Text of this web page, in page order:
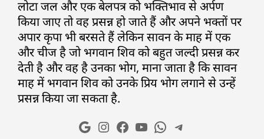
लोटा जल और एक बेलपत्र को भक्तिभाव से अर्पण
किया जाए तो वह प्रसन्न हो जाते हैं और अपने भक्तों पर
अपार कृपा भी बरसते हैं लेकिन सावन के माह में एक
और चीज है जो भगवान शिव को बहुत जल्दी प्रसन्न कर
देती है और वह है उनका भोग, माना जाता है कि सावन
माह में भगवान शिव को उनके प्रिय भोग लगाने से उन्हें
प्रसन्न किया जा सकता है.